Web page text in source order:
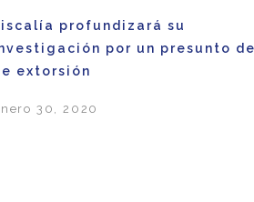
profundizará su
por un presunto
extorsión
30, 2020